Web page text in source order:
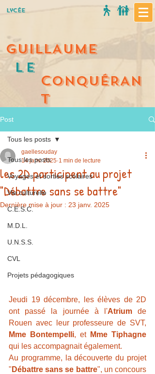
Lycée
GUILLAUME
Le
CONQUÉRAN
T
Post
Tous les posts
Voyages et sorties scolaires
Vie culturelle
C.E.S.C.
M.D.L.
U.N.S.S.
CVL
Projets pédagogiques
Tous les posts
les 2D participent au projet
"Débattre sans se battre"
gaellesouday
14 janv. 2025 1 min de lecture
Dernière mise à jour : 23 janv. 2025
Jeudi 19 décembre, les élèves de 2D
ont passé la journée à l'Atrium de
Mme Bontempelli, et Mme Tiphagne
qui les accompagnait également.
Au programme, la découverte du projet
" Débattre sans se battre", un concours